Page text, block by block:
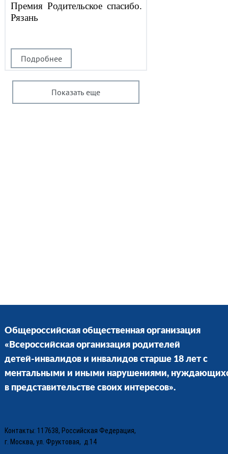
Подробнее
Премия Родительское спасибо.
Рязань
Показать еще
Общероссийская общественная организация
«Всероссийская организация родителей
детей-инвалидов и инвалидов старше 18 лет с
ментальными и иными нарушениями,
в представительстве своих интересов».
Контакты: 117638, Российская Федерация,
г. Москва, ул. Фруктовая, д.14